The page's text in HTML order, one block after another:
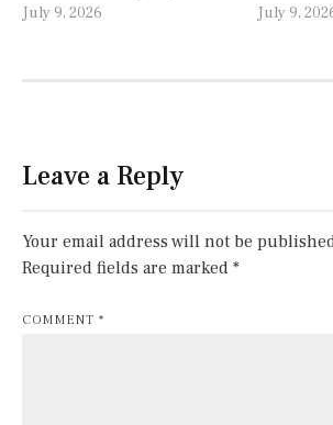
July 9, 2026 July 9,
Leave a Reply
Your email address will not be
Required fields are marked *
COMMENT *